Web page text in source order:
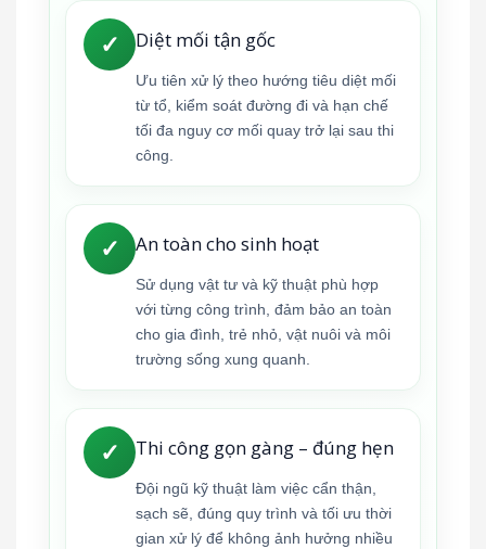
✓ Diệt mối tận gốc
Ưu tiên xử lý theo hướng tiêu diệt mối
từ tổ, kiểm soát đường đi và hạn chế
tối đa nguy cơ mối quay trở lại sau thi
công.
✓ An toàn cho sinh hoạt
Sử dụng vật tư và kỹ thuật phù hợp
với từng công trình, đảm bảo an toàn
cho gia đình, trẻ nhỏ, vật nuôi và môi
trường sống xung quanh.
✓ Thi công gọn gàng – đúng hẹn
Đội ngũ kỹ thuật làm việc cẩn thận,
sạch sẽ, đúng quy trình và tối ưu thời
gian xử lý để không ảnh hưởng nhiều